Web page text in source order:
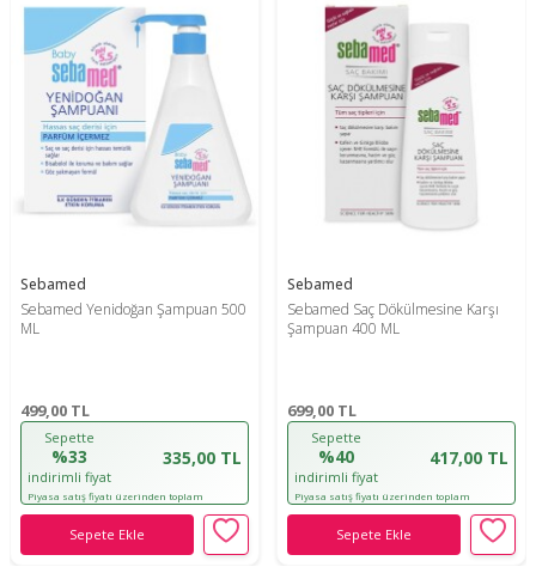
Sebamed
Sebamed Yenidoğan Şampuan 500
ML
499,00 TL
Sepette
%33
indirimli fiyat
335,00 TL
Piyasa satış fiyatı üzerinden toplam
indirim oranıdır!
Sepete Ekle
Sebamed
Sebamed Saç Dökülmesine Karşı
Şampuan 400 ML
699,00 TL
Sepette
%40
indirimli fiyat
417,00 TL
Piyasa satış fiyatı üzerinden toplam
indirim oranıdır!
Sepete Ekle